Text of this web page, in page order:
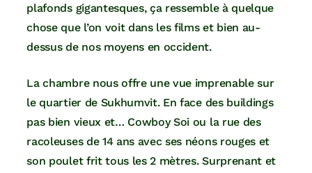
plafonds gigantesques, ça ressemble à quelque
chose que l’on voit dans les films et bien au-
dessus de nos moyens en occident.
La chambre nous offre une vue imprenable sur
le quartier de Sukhumvit. En face des buildings
pas bien vieux et… Cowboy Soi ou la rue des
racoleuses de 14 ans avec ses néons rouges et
son poulet frit tous les 2 mètres. Surprenant et